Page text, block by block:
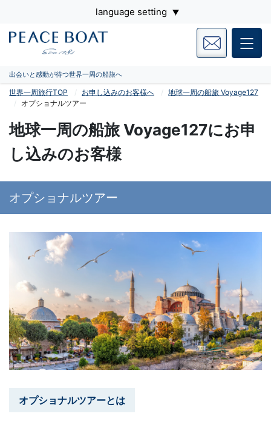
language setting
出会いと感動が待つ世界一周の船旅へ
世界一周旅行TOP お申し込みのお客様へ
地球一周の船旅 Voyage127
オプショナルツアー
地球一周の船旅 Voyage127にお申
し込みのお客様
オプショナルツアー
オプショナルツアーとは